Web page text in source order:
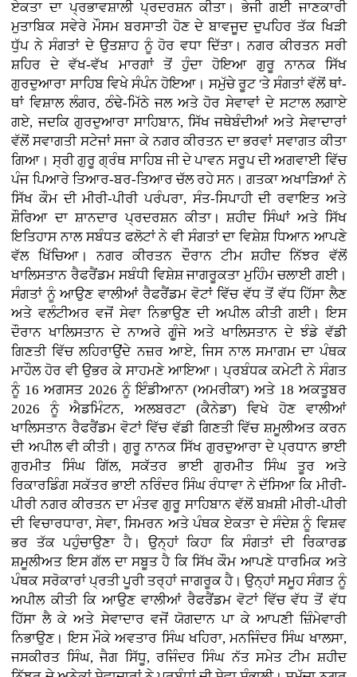
ਏਕਤਾ ਦਾ ਪ੍ਰਭਾਵਸ਼ਾਲੀ ਪ੍ਰਦਰਸ਼ਨ ਕੀਤਾ। ਭੇਜੀ ਗਈ ਜਾਣਕਾਰੀ
ਮੁਤਾਬਿਕ ਸਵੇਰੇ ਮੌਸਮ ਬਰਸਾਤੀ ਹੋਣ ਦੇ ਬਾਵਜੂਦ ਦੁਪਹਿਰ ਤੱਕ ਖਿੜੀ
ਧੁੱਪ ਨੇ ਸੰਗਤਾਂ ਦੇ ਉਤਸ਼ਾਹ ਨੂੰ ਹੋਰ ਵਧਾ ਦਿੱਤਾ। ਨਗਰ ਕੀਰਤਨ ਸਰੀ
ਸ਼ਹਿਰ ਦੇ ਵੱਖ-ਵੱਖ ਮਾਰਗਾਂ ਤੋਂ ਹੁੰਦਾ ਹੋਇਆ ਗੁਰੂ ਨਾਨਕ ਸਿੱਖ
ਗੁਰਦੁਆਰਾ ਸਾਹਿਬ ਵਿਖੇ ਸੰਪੰਨ ਹੋਇਆ। ਸਮੁੱਚੇ ਰੂਟ 'ਤੇ ਸੰਗਤਾਂ ਵੱਲੋਂ ਥਾਂ-
ਥਾਂ ਵਿਸ਼ਾਲ ਲੰਗਰ, ਠੰਢੇ-ਮਿੱਠੇ ਜਲ ਅਤੇ ਹੋਰ ਸੇਵਾਵਾਂ ਦੇ ਸਟਾਲ ਲਗਾਏ
ਗਏ, ਜਦਕਿ ਗੁਰਦੁਆਰਾ ਸਾਹਿਬਾਨ, ਸਿੱਖ ਜਥੇਬੰਦੀਆਂ ਅਤੇ ਸੇਵਾਦਾਰਾਂ
ਵੱਲੋਂ ਸਵਾਗਤੀ ਸਟੇਜਾਂ ਸਜਾ ਕੇ ਨਗਰ ਕੀਰਤਨ ਦਾ ਭਰਵਾਂ ਸਵਾਗਤ ਕੀਤਾ
ਗਿਆ। ਸ੍ਰੀ ਗੁਰੂ ਗ੍ਰੰਥ ਸਾਹਿਬ ਜੀ ਦੇ ਪਾਵਨ ਸਰੂਪ ਦੀ ਅਗਵਾਈ ਵਿੱਚ
ਪੰਜ ਪਿਆਰੇ ਤਿਆਰ-ਬਰ-ਤਿਆਰ ਚੱਲ ਰਹੇ ਸਨ। ਗਤਕਾ ਅਖਾੜਿਆਂ ਨੇ
ਸਿੱਖ ਕੌਮ ਦੀ ਮੀਰੀ-ਪੀਰੀ ਪਰੰਪਰਾ, ਸੰਤ-ਸਿਪਾਹੀ ਦੀ ਰਵਾਇਤ ਅਤੇ
ਸ਼ੌਰਿਆ ਦਾ ਸ਼ਾਨਦਾਰ ਪ੍ਰਦਰਸ਼ਨ ਕੀਤਾ। ਸ਼ਹੀਦ ਸਿੰਘਾਂ ਅਤੇ ਸਿੱਖ
ਇਤਿਹਾਸ ਨਾਲ ਸਬੰਧਤ ਫਲੋਟਾਂ ਨੇ ਵੀ ਸੰਗਤਾਂ ਦਾ ਵਿਸ਼ੇਸ਼ ਧਿਆਨ ਆਪਣੇ
ਵੱਲ ਖਿੱਚਿਆ। ਨਗਰ ਕੀਰਤਨ ਦੌਰਾਨ ਟੀਮ ਸ਼ਹੀਦ ਨਿੱਝਰ ਵੱਲੋਂ
ਖਾਲਿਸਤਾਨ ਰੈਫਰੈਂਡਮ ਸਬੰਧੀ ਵਿਸ਼ੇਸ਼ ਜਾਗਰੂਕਤਾ ਮੁਹਿੰਮ ਚਲਾਈ ਗਈ।
ਸੰਗਤਾਂ ਨੂੰ ਆਉਣ ਵਾਲੀਆਂ ਰੈਫਰੈਂਡਮ ਵੋਟਾਂ ਵਿੱਚ ਵੱਧ ਤੋਂ ਵੱਧ ਹਿੱਸਾ ਲੈਣ
ਅਤੇ ਵਲੰਟੀਅਰ ਵਜੋਂ ਸੇਵਾ ਨਿਭਾਉਣ ਦੀ ਅਪੀਲ ਕੀਤੀ ਗਈ। ਇਸ
ਦੌਰਾਨ ਖਾਲਿਸਤਾਨ ਦੇ ਨਾਅਰੇ ਗੂੰਜੇ ਅਤੇ ਖਾਲਿਸਤਾਨ ਦੇ ਝੰਡੇ ਵੱਡੀ
ਗਿਣਤੀ ਵਿੱਚ ਲਹਿਰਾਉਂਦੇ ਨਜ਼ਰ ਆਏ, ਜਿਸ ਨਾਲ ਸਮਾਗਮ ਦਾ ਪੰਥਕ
ਮਾਹੌਲ ਹੋਰ ਵੀ ਉਭਰ ਕੇ ਸਾਹਮਣੇ ਆਇਆ। ਪ੍ਰਬੰਧਕ ਕਮੇਟੀ ਨੇ ਸੰਗਤ
ਨੂੰ 16 ਅਗਸਤ 2026 ਨੂੰ ਇੰਡੀਆਨਾ (ਅਮਰੀਕਾ) ਅਤੇ 18 ਅਕਤੂਬਰ
2026 ਨੂੰ ਐਡਮਿੰਟਨ, ਅਲਬਰਟਾ (ਕੈਨੇਡਾ) ਵਿਖੇ ਹੋਣ ਵਾਲੀਆਂ
ਖਾਲਿਸਤਾਨ ਰੈਫਰੈਂਡਮ ਵੋਟਾਂ ਵਿੱਚ ਵੱਡੀ ਗਿਣਤੀ ਵਿੱਚ ਸ਼ਮੂਲੀਅਤ ਕਰਨ
ਦੀ ਅਪੀਲ ਵੀ ਕੀਤੀ। ਗੁਰੂ ਨਾਨਕ ਸਿੱਖ ਗੁਰਦੁਆਰਾ ਦੇ ਪ੍ਰਧਾਨ ਭਾਈ
ਗੁਰਮੀਤ ਸਿੰਘ ਗਿੱਲ, ਸਕੱਤਰ ਭਾਈ ਗੁਰਮੀਤ ਸਿੰਘ ਤੂਰ ਅਤੇ
ਰਿਕਾਰਡਿੰਗ ਸਕੱਤਰ ਭਾਈ ਨਰਿੰਦਰ ਸਿੰਘ ਰੰਧਾਵਾ ਨੇ ਦੱਸਿਆ ਕਿ ਮੀਰੀ-
ਪੀਰੀ ਨਗਰ ਕੀਰਤਨ ਦਾ ਮੰਤਵ ਗੁਰੂ ਸਾਹਿਬਾਨ ਵੱਲੋਂ ਬਖ਼ਸ਼ੀ ਮੀਰੀ-ਪੀਰੀ
ਦੀ ਵਿਚਾਰਧਾਰਾ, ਸੇਵਾ, ਸਿਮਰਨ ਅਤੇ ਪੰਥਕ ਏਕਤਾ ਦੇ ਸੰਦੇਸ਼ ਨੂੰ ਵਿਸ਼ਵ
ਭਰ ਤੱਕ ਪਹੁੰਚਾਉਣਾ ਹੈ। ਉਨ੍ਹਾਂ ਕਿਹਾ ਕਿ ਸੰਗਤਾਂ ਦੀ ਰਿਕਾਰਡ
ਸ਼ਮੂਲੀਅਤ ਇਸ ਗੱਲ ਦਾ ਸਬੂਤ ਹੈ ਕਿ ਸਿੱਖ ਕੌਮ ਆਪਣੇ ਧਾਰਮਿਕ ਅਤੇ
ਪੰਥਕ ਸਰੋਕਾਰਾਂ ਪ੍ਰਤੀ ਪੂਰੀ ਤਰ੍ਹਾਂ ਜਾਗਰੂਕ ਹੈ। ਉਨ੍ਹਾਂ ਸਮੂਹ ਸੰਗਤ ਨੂੰ
ਅਪੀਲ ਕੀਤੀ ਕਿ ਆਉਣ ਵਾਲੀਆਂ ਰੈਫਰੈਂਡਮ ਵੋਟਾਂ ਵਿੱਚ ਵੱਧ ਤੋਂ ਵੱਧ
ਹਿੱਸਾ ਲੈ ਕੇ ਅਤੇ ਸੇਵਾਦਾਰ ਵਜੋਂ ਯੋਗਦਾਨ ਪਾ ਕੇ ਆਪਣੀ ਜ਼ਿੰਮੇਵਾਰੀ
ਨਿਭਾਉਣ। ਇਸ ਮੌਕੇ ਅਵਤਾਰ ਸਿੰਘ ਖਹਿਰਾ, ਮਨਜਿੰਦਰ ਸਿੰਘ ਖਾਲਸਾ,
ਜਸਕੀਰਤ ਸਿੰਘ, ਜੈਗ ਸਿੱਧੂ, ਰਜਿੰਦਰ ਸਿੰਘ ਨੱਤ ਸਮੇਤ ਟੀਮ ਸ਼ਹੀਦ